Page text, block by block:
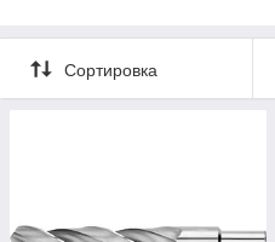
Сортировка